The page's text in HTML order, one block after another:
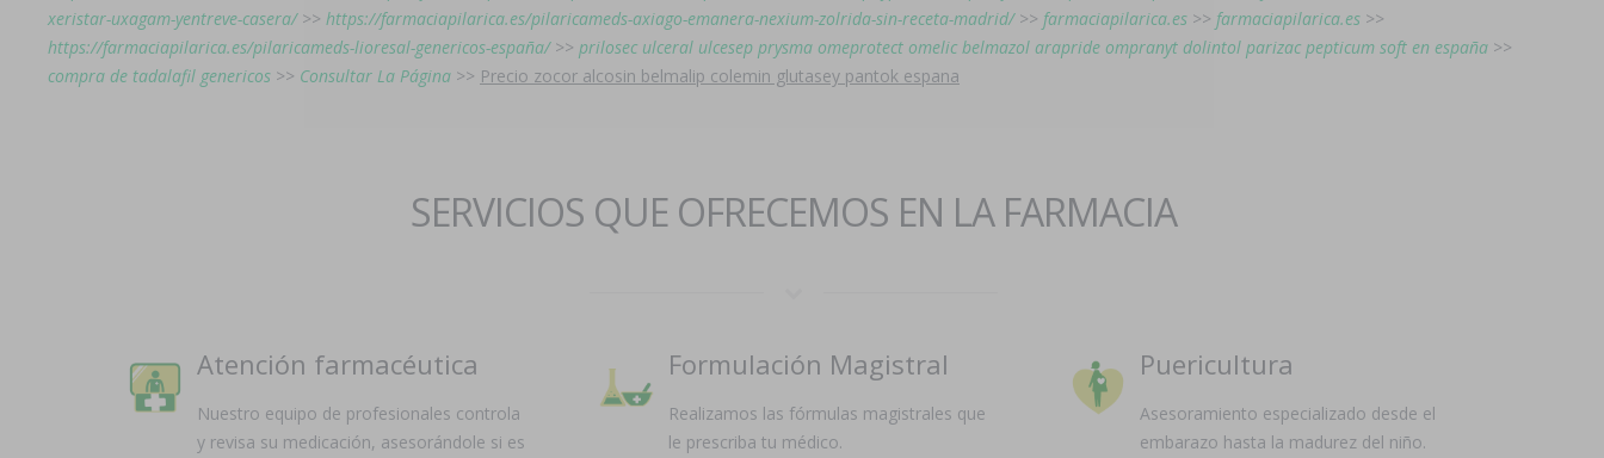
xeristar-uxagam-yentreve-casera/>> https://farmaciapilarica.es/pilaricameds-axiago-emanera-nexium-zolrida-sin-receta-madrid/>> farmaciapilarica.es >> farmaciapilarica.es >>
https://farmaciapilarica.es/pilaricameds-lioresal-genericos-españa/>> prilosec ulceral ulcesep prysma omeprotect omelic belmazol arapride ompranyt dolintol parizac pepticum soft en españa >>
compra de tadalafil genericos >> Consultar La Página >> Precio zocor alcosin belmalip colemin glutasey pantok espana
SERVICIOS QUE OFRECEMOS EN LA FARMACIA
Atención farmacéutica
Nuestro equipo de profesionales controla
y revisa su medicación, asesorándole si es
Formulación Magistral
Realizamos las fórmulas magistrales que
le prescriba tu médico.
Puericultura
Asesoramiento especializado desde el
embarazo hasta la madurez del niño.